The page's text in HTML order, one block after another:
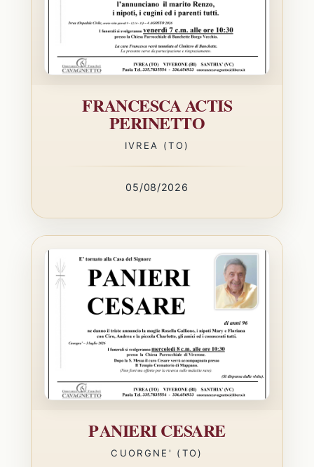
FRANCESCA ACTIS
PERINETTO
IVREA (TO)
05/08/2026
PANIERI CESARE
CUORGNE' (TO)